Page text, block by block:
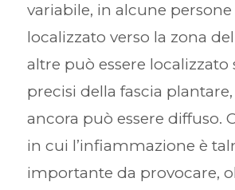
variabile, in alcune
localizzato verso la zona
altre può essere
precisi della fascia
ancora può essere diffuso.
in cui l’infiammazione è
importante da provocare,